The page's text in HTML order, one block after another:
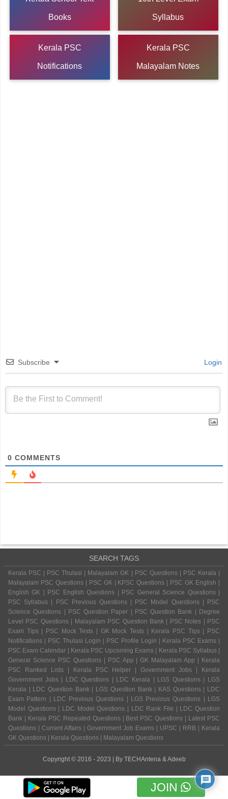
Books Syllabus
Kerala PSC
Notifications
Kerala PSC
Malayalam Notes
Subscribe Login
0 COMMENTS
JOIN
SEARCH TAGS
Kerala PSC | PSC Thulasi | Malayalam GK | PSC Questions | PSC Kerala |
Malayalam PSC Questions | PSC GK | KPSC Questions | PSC GK English |
English GK | PSC English Questions | PSC General Science Questions |
PSC Syllabus | PSC Previous Questions | PSC Model Questions | PSC
Science Questions | PSC Question Paper | PSC Question Bank | Degree
Level PSC Questions | Malayalam PSC Question Bank | PSC Notes | PSC
Exam Tips | PSC Mock Tests | GK Mock Tests | Kerala PSC Tips | PSC
Notifications | PSC Thulasi Login | PSC Profile Login | Kerala PSC Exams |
PSC Exam Calendar | Kerala PSC Upcoming Exams | Kerala PSC Syllabus |
General Science PSC Questions | PSC App | GK Malayalam App | Kerala
PSC Ranked Lists | Kerala PSC Helper | Government Jobs | Kerala
Government Jobs | LDC Questions | LDC Kerala | LGS Questions | LGS
Kerala | LDC Question Bank | LGS Question Bank | KAS Questions | LDC
Exam Pattern | LDC Previous Questions | LGS Previous Questions | LGS
Model Questions | LDC Model Questions | LDC Rank File | LDC Question
Bank | Kerala PSC Repeated Questions | Best PSC Questions | Latest PSC
Questions | Current Affairs | Government Job Exams | UPSC | RRB | Kerala
GK Questions | Kerala Questions | Malayalam Questions
Copyright © 2016 - 2023 | By TECHAntena & Adeeb